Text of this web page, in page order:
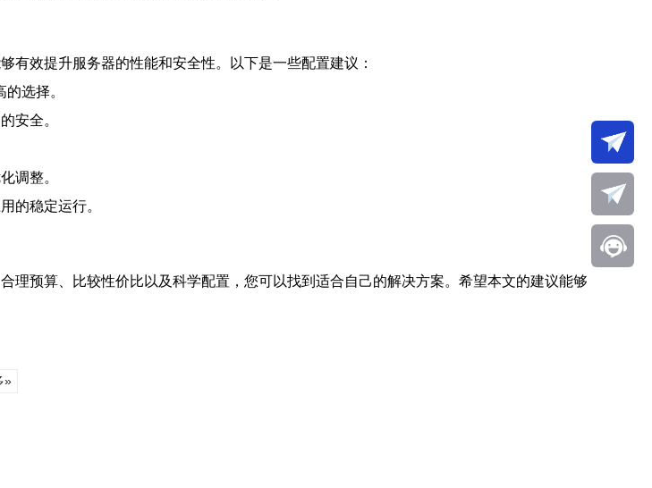
有效提升服务器的性能和安全性。以下是一些配置建议：
选择。
安全。
调整。
的稳定运行。
理预算、比较性价比以及科学配置，您可以找到适合自己的解决方案。希望本文的建议能够
»